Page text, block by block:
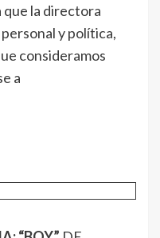
que la directora
y política,
consideramos
a